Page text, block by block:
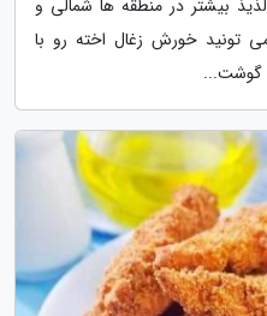
بیشتر در منطقه ها شمالی و
تونید خورش زغال اخته رو با
گوشت...